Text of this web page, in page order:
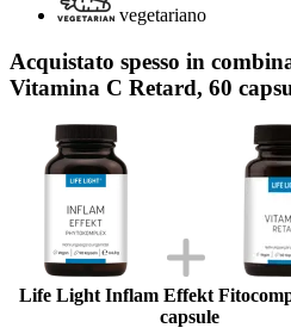
vegetariano
Acquistato spesso in
Vitamina C Retard, 60
Life Light Inflam Effekt
capsule